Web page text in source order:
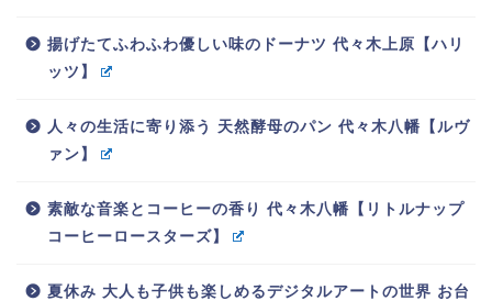
揚げたてふわふわ優しい味のドーナツ 代々木上原【ハリ
ッツ】
人々の生活に寄り添う 天然酵母のパン 代々木八幡【ルヴ
ァン】
素敵な音楽とコーヒーの香り 代々木八幡【リトルナップ
コーヒーロースターズ】
夏休み 大人も子供も楽しめるデジタルアートの世界 お台